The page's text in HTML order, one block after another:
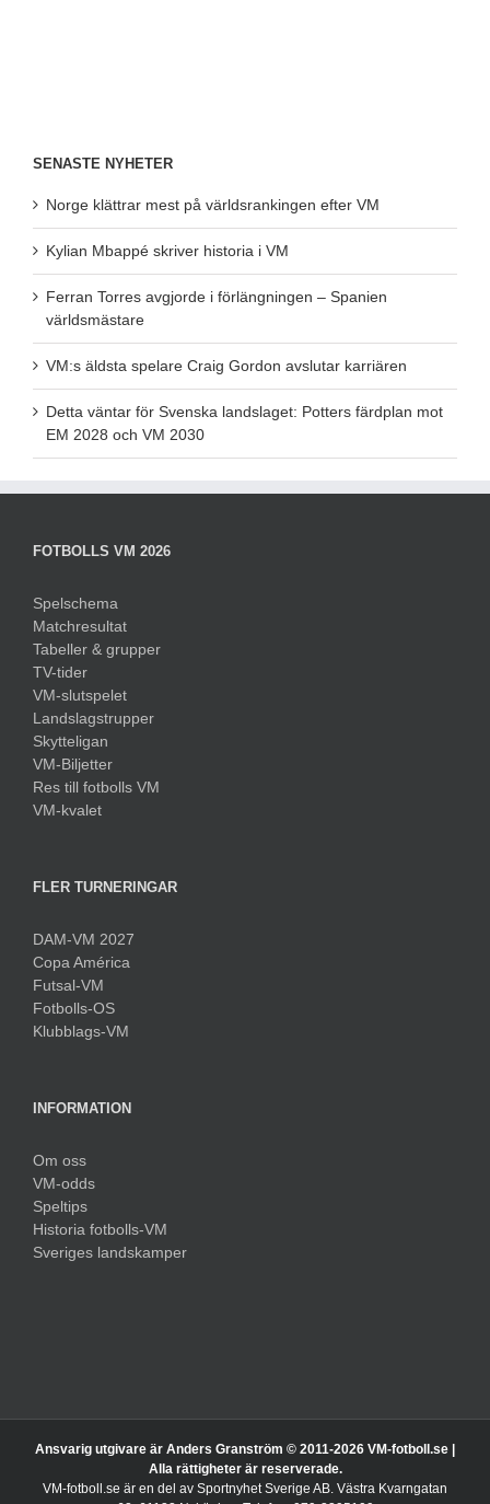
SENASTE NYHETER
Norge klättrar mest på världsrankingen efter VM
Kylian Mbappé skriver historia i VM
Ferran Torres avgjorde i förlängningen – Spanien
världsmästare
VM:s äldsta spelare Craig Gordon avslutar karriären
Detta väntar för Svenska landslaget: Potters färdplan mot
EM 2028 och VM 2030
FOTBOLLS VM 2026
Spelschema
Matchresultat
Tabeller & grupper
TV-tider
VM-slutspelet
Landslagstrupper
Skytteligan
VM-Biljetter
Res till fotbolls VM
VM-kvalet
FLER TURNERINGAR
DAM-VM 2027
Copa América
Futsal-VM
Fotbolls-OS
Klubblags-VM
INFORMATION
Om oss
VM-odds
Speltips
Historia fotbolls-VM
Sveriges landskamper
Ansvarig utgivare är Anders Granström © 2011-2026 VM-fotboll.se |
Alla rättigheter är reserverade.
VM-fotboll.se är en del av Sportnyhet Sverige AB. Västra Kvarngatan